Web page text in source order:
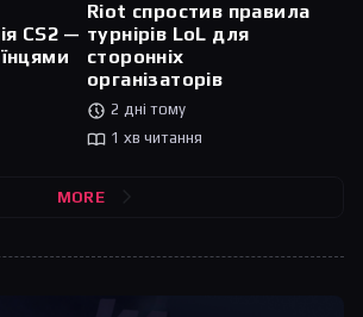
CS2 —
Riot спростив правила
турнірів LoL для
сторонніх
організаторів
2 дні тому
1 хв читання
MORE